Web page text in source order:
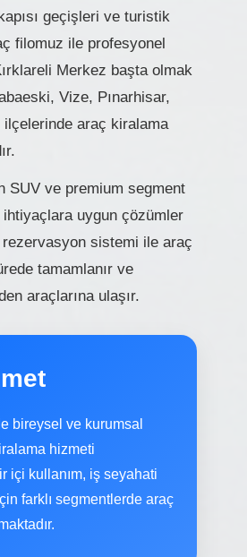
geçişleri ve turistik
filomuz ile profesyonel
Merkez başta olmak
Vize, Pınarhisar,
araç kiralama
SUV ve premium segment
uygun çözümler
rezervasyon sistemi ile araç
tamamlanır ve
araçlarına ulaşır.
bireysel ve kurumsal
hizmeti
içi kullanım, iş seyahati
farklı segmentlerde araç